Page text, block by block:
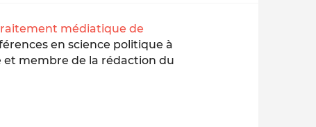
médiatique de
en science politique à
et membre de la rédaction du